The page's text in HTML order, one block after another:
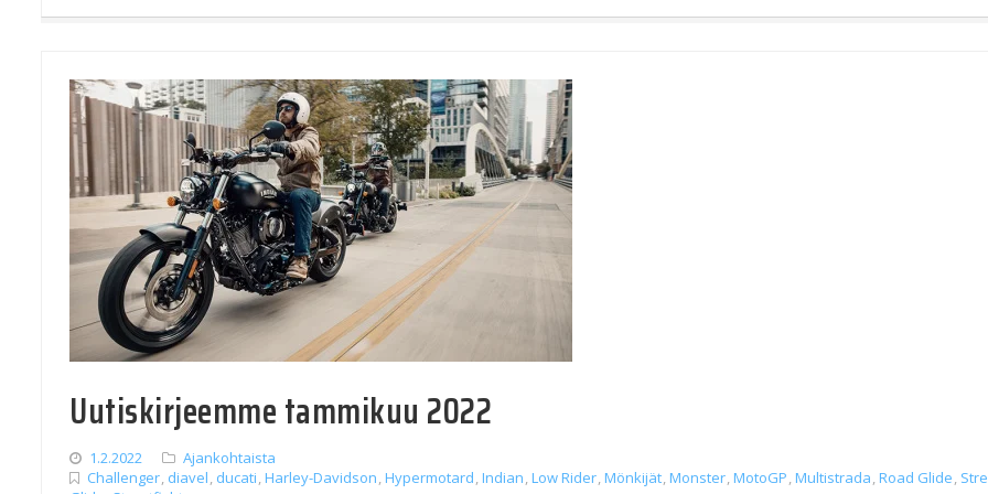
Uutiskirjeemme tammikuu 2022
1.2.2022
Ajankohtaista
Challenger, diavel, ducati,Harley-Davidson,Hypermotard,Indian,Low Rider,Mönkijät,Monster,MotoGP,Multistrada,Road Glide,